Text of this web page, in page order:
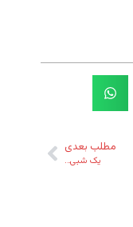
مطلب بعدی
یک شبی…